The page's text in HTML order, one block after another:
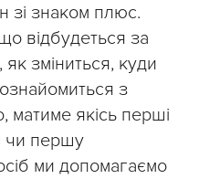
зі знаком плюс.
відбудеться за
зміниться, куди
з
матиме якісь перші
чи першу
ми допомагаємо